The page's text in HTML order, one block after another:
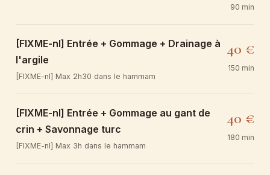
90 min
[FIXME-nl] Entrée + Gommage + Drainage à
l'argile
[FIXME-nl] Max 2h30 dans le hammam
40 €
150 min
[FIXME-nl] Entrée + Gommage au gant de
crin + Savonnage turc
[FIXME-nl] Max 3h dans le hammam
40 €
180 min